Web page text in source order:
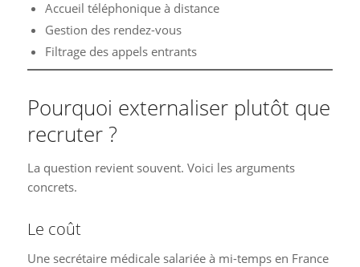
Accueil téléphonique à distance
Gestion des rendez-vous
Filtrage des appels entrants
Pourquoi externaliser plutôt que
recruter ?
La question revient souvent. Voici les arguments
concrets.
Le coût
Une secrétaire médicale salariée à mi-temps en France